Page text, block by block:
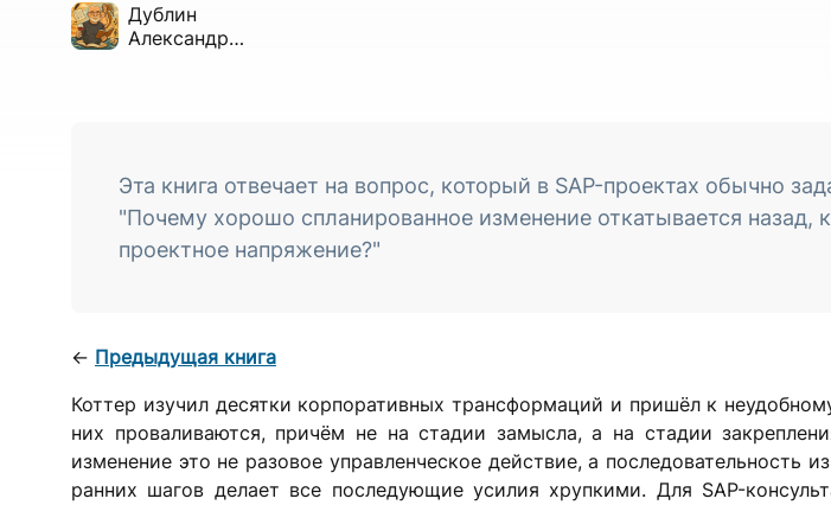
Дублин
Александр
Эта книга отвечает на вопрос, который в SAP-проектах обычно
"Почему хорошо спланированное изменение откатывается назад,
проектное напряжение?"
← Предыдущая книга
Коттер изучил десятки корпоративных трансформаций и пришёл к
них проваливаются, причём не на стадии замысла, а на стадии
изменение это не разовое управленческое действие, а последовательность
ранних шагов делает все последующие усилия хрупкими. Для SAP-